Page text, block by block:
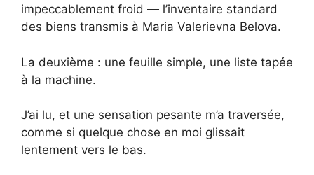
impeccablement froid — l’inventaire standard
des biens transmis à Maria Valerievna Belova.
La deuxième : une feuille simple, une liste tapée
à la machine.
J’ai lu, et une sensation pesante m’a traversée,
comme si quelque chose en moi glissait
lentement vers le bas.